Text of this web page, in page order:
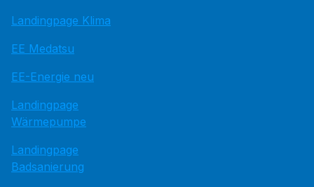
Landingpage Klima
EE Medatsu
EE-Energie neu
Landingpage
Wärmepumpe
Landingpage
Badsanierung